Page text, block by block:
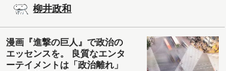
柳井政和
漫画『進撃の巨人』で政治の
エッセンスを。 良質なエンタ
ーテイメントは「政治離れ」